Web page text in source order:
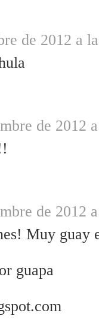
de 2012 a
de 2012
de 2012
Muy guay
guapa